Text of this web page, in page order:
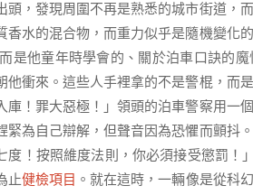
，發現周圍不再是熟悉的城市街道，
水的混合物，而重力似乎是隨機變化
是他童年時學會的、關於泊車口訣的
衝來。這些人手裡拿的不是警棍，而
！罪大惡極！」領頭的泊車警察用一
為自己辯解，但聲音因為恐懼而顫抖
！按照維度法則，你必須接受懲罰！
止健檢項目 。就在這時，一輛像是從科